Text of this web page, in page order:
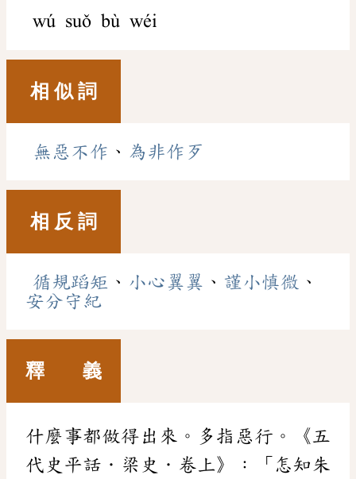
wú suǒ bù wéi
相 似 詞
無惡不作 、 為非作歹
相 反 詞
循規蹈矩 、 小心翼翼 、 謹小慎微 、
安分守紀
釋 義
什麼事都做得出來。多指惡行。《五
代史平話．梁史．卷上》：「怎知朱